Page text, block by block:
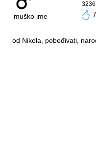
muško ime
od Nikola, pobeđivati,